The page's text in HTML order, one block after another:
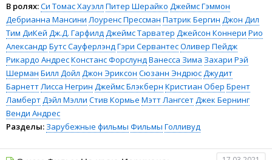
В ролях:Си Томас Хауэлл Питер Шерайко Джеймс Гэммон
Дебрианна Мансини Лоуренс Прессман Патрик Бергин Джон Дил
Тим ДиКей Дж.Д. ГарфилдДжеймс Тарватер Джейсон Коннери Рио
Александр Бутс СауферлэндГэри СервантесОливер Пейдж
Рикардо АндресКонстанс ФорслундВанесса Зима Захари Рэй
Шерман Билл Дойл Джон Эриксон Сюзанн ЭндрюсДжудит
БарнеттЛисса Негрин Джеймс Блэкберн Кристиан Обер Брент
ЛамбертДэйл Мэлли Стив Кормье Мэтт ЛангсетДжек Бернинг
Венди Андрес
Разделы: Зарубежные фильмы Фильмы Голливуд